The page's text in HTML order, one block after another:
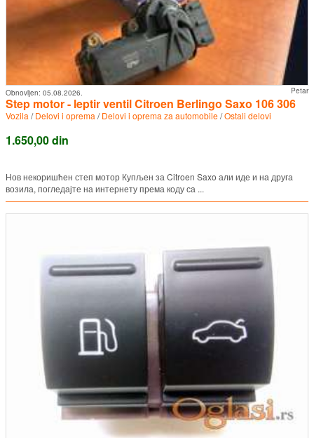
Petar
Obnovljen: 05.08.2026.
Step motor - leptir ventil Citroen Berlingo Saxo 106 306
Vozila /Delovi i oprema /Delovi i oprema za automobile/Ostali delovi
1.650,00 din
Нов некоришћен степ мотор Купљен за Citroen Saxo али иде и на друга
возила, погледајте на интернету према коду са ...